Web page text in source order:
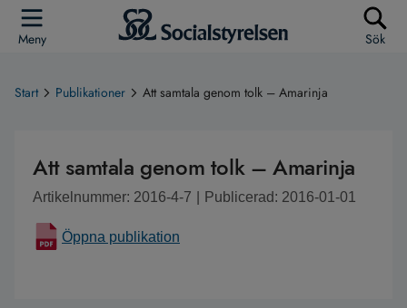
Meny Sök
Start Publikationer Att samtala genom tolk – Amarinja
Att samtala genom tolk – Amarinja
Artikelnummer: 2016-4-7 Publicerad: 2016-01-01
Öppna publikation